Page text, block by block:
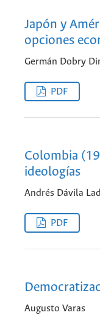
Japón y
opciones
Germán Dobry
PDF
Colombia
ideologías
Andrés Dávila
PDF
Augusto Varas